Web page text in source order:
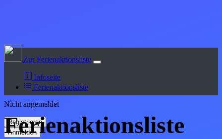
Zur Ferienaktionsliste
Infoseite
Ferienaktionsliste
Nicht angemeldet
Ferienaktionsliste